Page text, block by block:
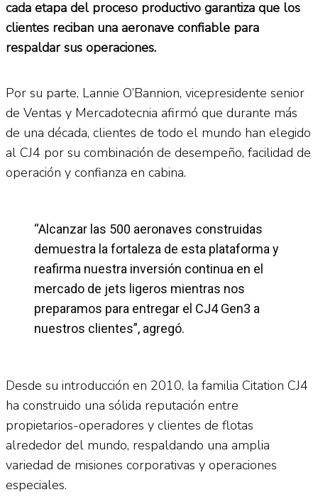
cada etapa del proceso productivo garantiza que los
clientes reciban una aeronave confiable para
respaldar sus operaciones.
Por su parte, Lannie O’Bannion, vicepresidente senior
de Ventas y Mercadotecnia afirmó que durante más
de una década, clientes de todo el mundo han elegido
al CJ4 por su combinación de desempeño, facilidad de
operación y confianza en cabina.
“Alcanzar las 500 aeronaves construidas
demuestra la fortaleza de esta plataforma y
reafirma nuestra inversión continua en el
mercado de jets ligeros mientras nos
preparamos para entregar el CJ4 Gen3 a
nuestros clientes”, agregó.
Desde su introducción en 2010, la familia Citation CJ4
ha construido una sólida reputación entre
propietarios-operadores y clientes de flotas
alrededor del mundo, respaldando una amplia
variedad de misiones corporativas y operaciones
especiales.